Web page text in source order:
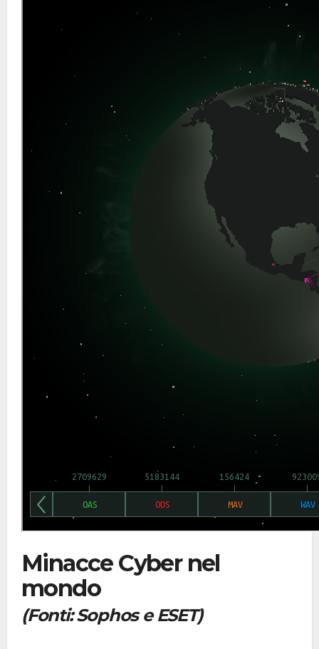
Minacce Cyber nel
mondo
(Fonti: Sophos e ESET)